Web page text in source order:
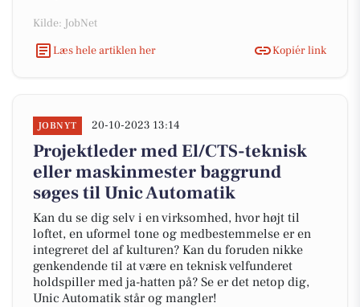
Kilde: JobNet
Læs hele artiklen her
Kopiér link
JOBNYT 20-10-2023 13:14
Projektleder med El/CTS-teknisk
eller maskinmester baggrund
søges til Unic Automatik
Kan du se dig selv i en virksomhed, hvor højt til
loftet, en uformel tone og medbestemmelse er en
integreret del af kulturen? Kan du foruden nikke
genkendende til at være en teknisk velfunderet
holdspiller med ja-hatten på? Se er det netop dig,
Unic Automatik står og mangler!